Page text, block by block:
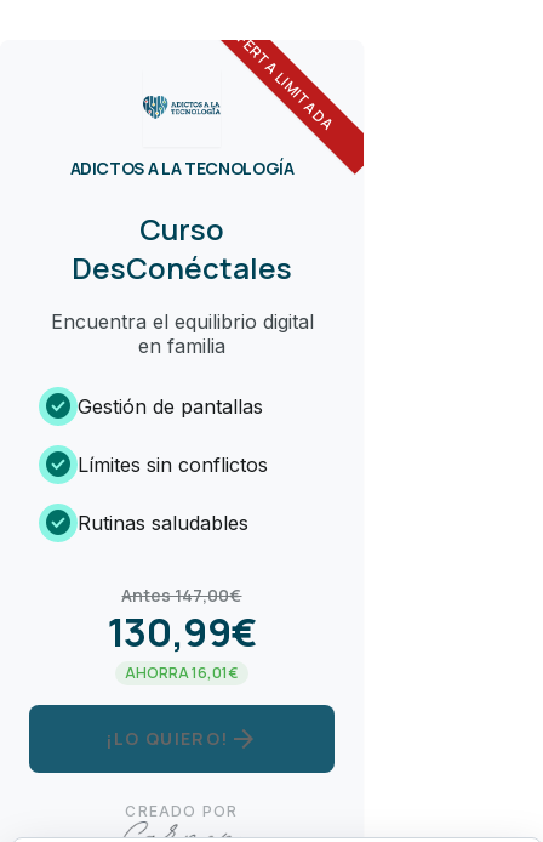
OFERTA LIMITADA
ADICTOS A LA TECNOLOGÍA
Curso
DesConéctales
Encuentra el equilibrio digital
en familia
check_circle Gestión de pantallas
check_circle Límites sin conflictos
check_circle Rutinas saludables
Antes 147,00€
130,99€
AHORRA 16,01€
¡LO QUIERO! arrow_forward
CREADO POR